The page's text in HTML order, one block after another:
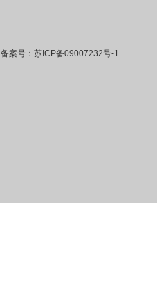
备案号：苏ICP备09007232号-1